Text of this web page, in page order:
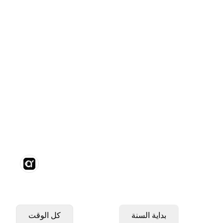
بداية السنة
كل الوقت